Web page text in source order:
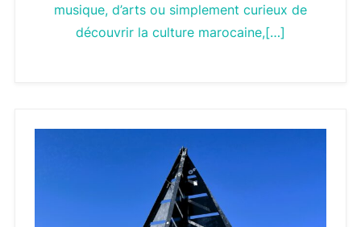
musique, d’arts ou simplement curieux de
découvrir la culture marocaine,[…]